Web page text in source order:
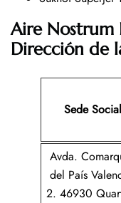
Aire Nostrum
Dirección de
Sede Social
Avda.
del País
2. 46930